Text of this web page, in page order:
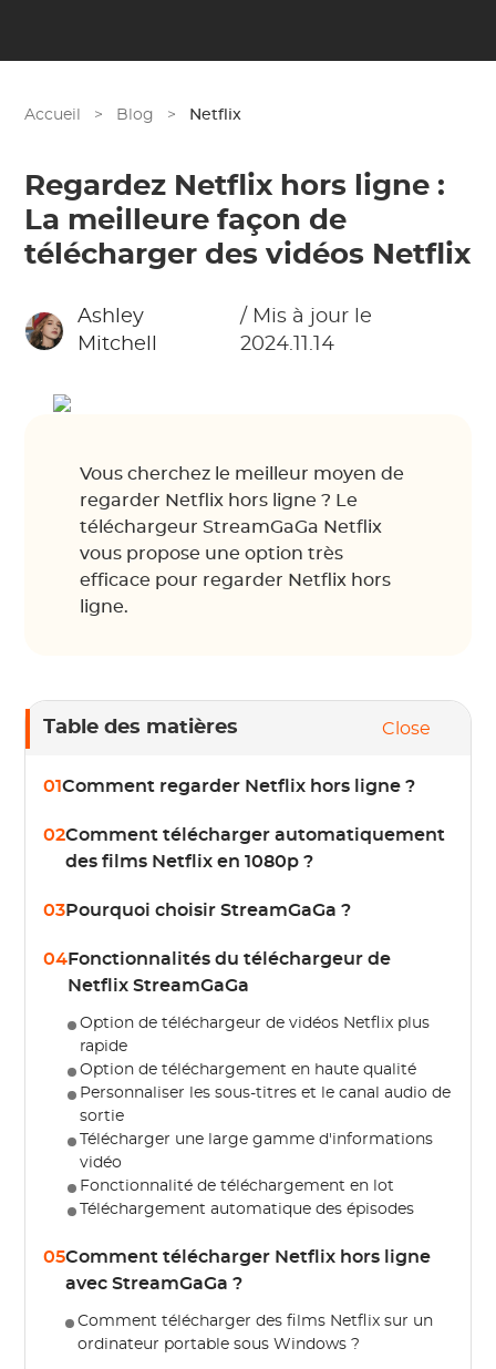
Accueil > Blog > Netflix
Regardez Netflix hors ligne :
La meilleure façon de
télécharger des vidéos Netflix
Ashley
Mitchell
/ Mis à jour le
2024.11.14
Vous cherchez le meilleur moyen de
regarder Netflix hors ligne ? Le
téléchargeur StreamGaGa Netflix
vous propose une option très
efficace pour regarder Netflix hors
ligne.
Table des matières Close
01Comment regarder Netflix hors ligne ?
02Comment télécharger automatiquement
des films Netflix en 1080p ?
03Pourquoi choisir StreamGaGa ?
04Fonctionnalités du téléchargeur de
Netflix StreamGaGa
Option de téléchargeur de vidéos Netflix plus
rapide
Option de téléchargement en haute qualité
Personnaliser les sous-titres et le canal audio de
sortie
Télécharger une large gamme d'informations
vidéo
Fonctionnalité de téléchargement en lot
Téléchargement automatique des épisodes
05Comment télécharger Netflix hors ligne
avec StreamGaGa ?
Comment télécharger des films Netflix sur un
ordinateur portable sous Windows ?